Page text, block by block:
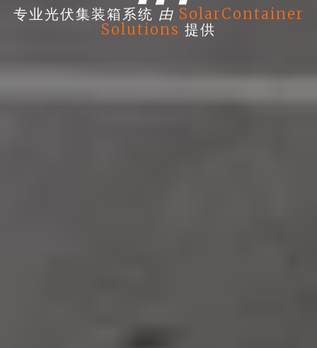
专业光伏集装箱系统 由 SolarContainer
Solutions 提供